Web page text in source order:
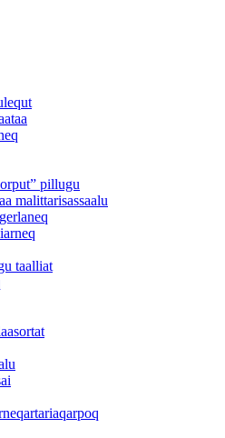
pillugu
malittarisassaalu
taalliat